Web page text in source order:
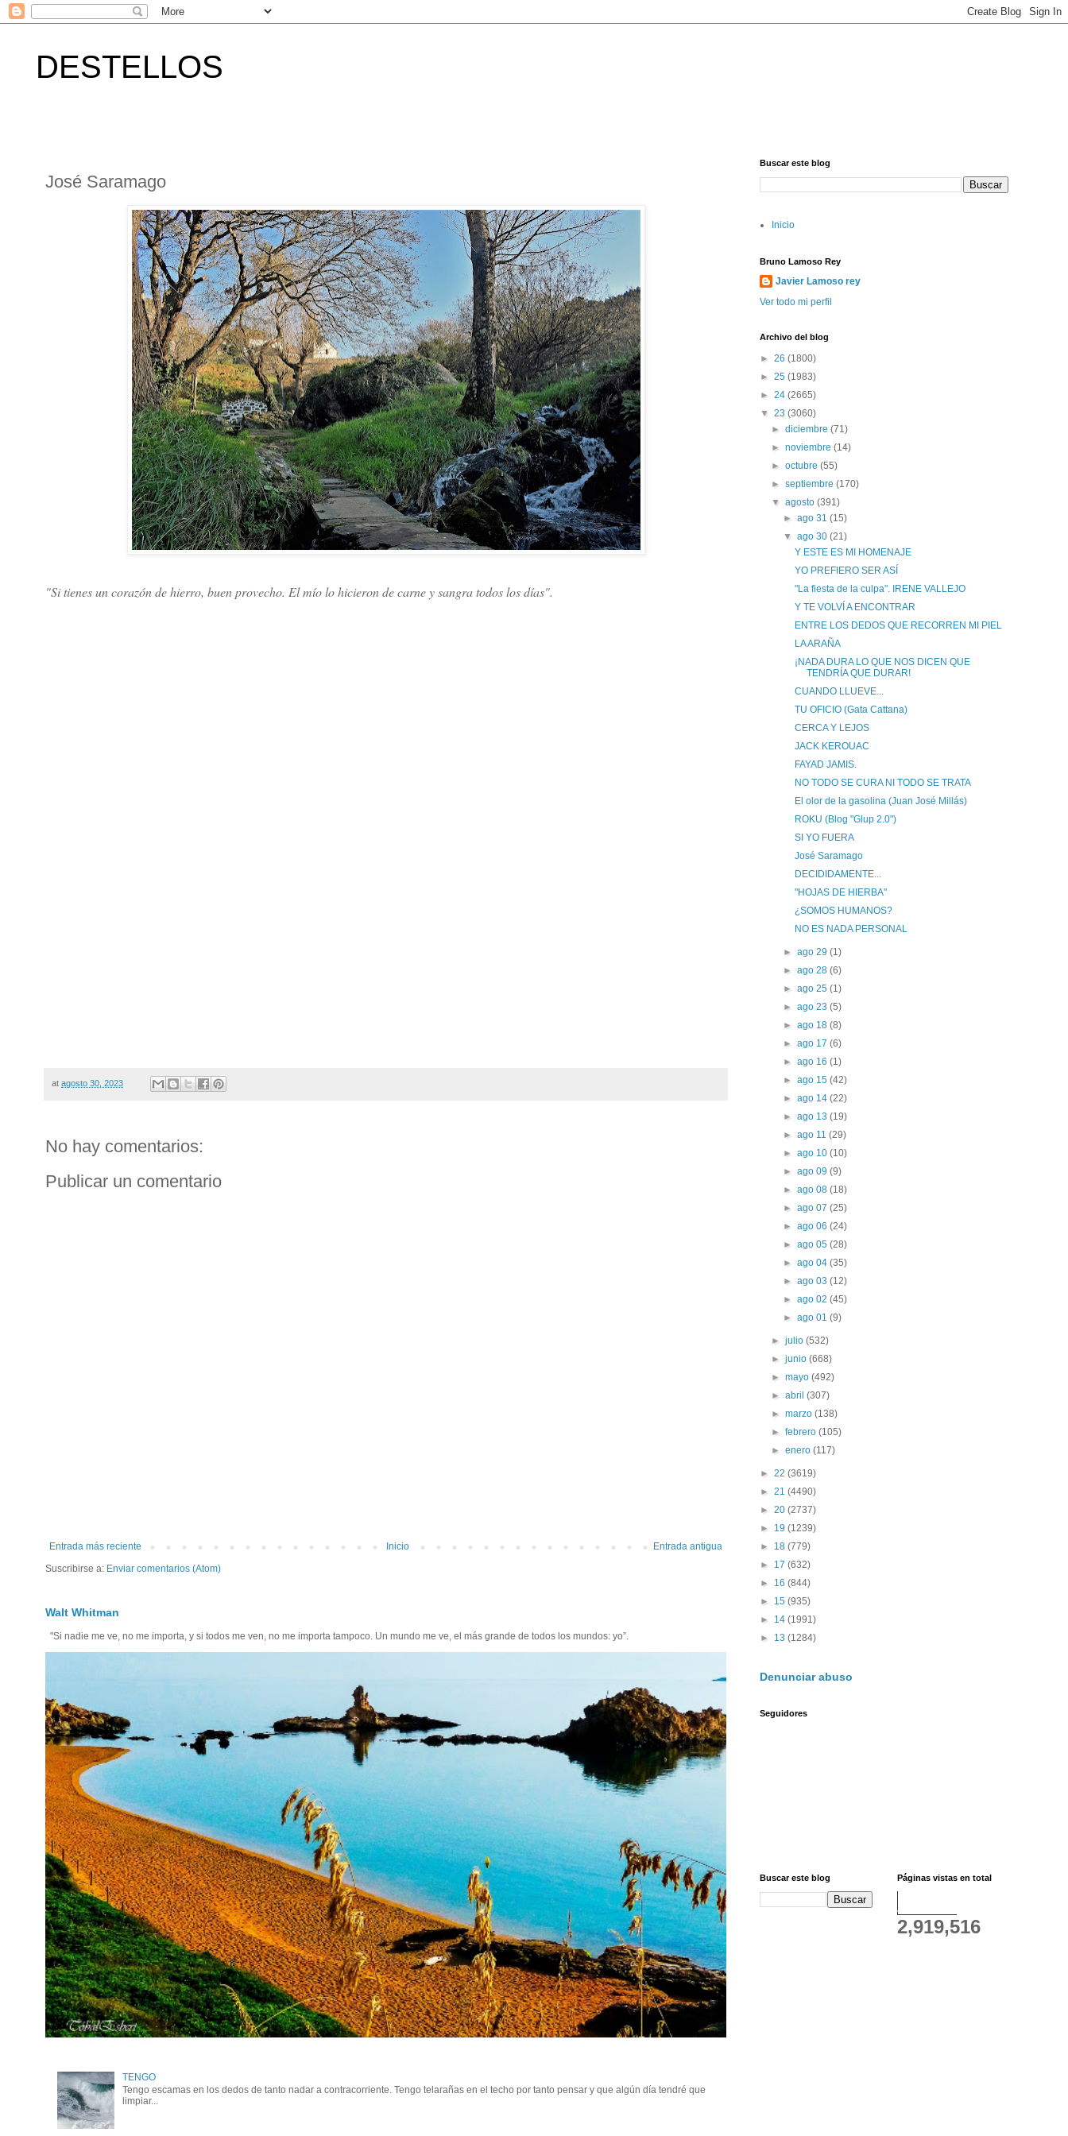
DESTELLOS
José Saramago
"Si tienes un corazón de hierro, buen provecho. El mío lo hicieron de carne y sangra todos los días".
at agosto 30, 2023
No hay comentarios:
Publicar un comentario
Entrada más reciente Entrada antigua
Inicio
Suscribirse a: Enviar comentarios (Atom)
Walt Whitman
"Si nadie me ve, no me importa, y si todos me ven, no me importa tampoco. Un mundo me ve, el más grande de todos los mundos: yo”.
TENGO
Tengo escamas en los dedos de tanto nadar a contracorriente. Tengo telarañas en el techo por tanto pensar y que algún día tendré que
limpiar...
Buscar este blog
Inicio
Bruno Lamoso Rey
Javier Lamoso rey
Ver todo mi perfil
Archivo del blog
► 26 (1800)
► 25 (1983)
► 24 (2665)
▼ 23 (3060)
►diciembre(71)
►noviembre(14)
►octubre(55)
►septiembre(170)
▼agosto(391)
► ago 31 (15)
▼ ago 30 (21)
Y ESTE ES MI HOMENAJE
YO PREFIERO SER ASÍ
"La fiesta de la culpa". IRENE VALLEJO
Y TE VOLVÍ A ENCONTRAR
ENTRE LOS DEDOS QUE RECORREN MI PIEL
LA ARAÑA
¡NADA DURA LO QUE NOS DICEN QUE
TENDRÍA QUE DURAR!
CUANDO LLUEVE...
TU OFICIO (Gata Cattana)
CERCA Y LEJOS
JACK KEROUAC
FAYAD JAMIS.
NO TODO SE CURA NI TODO SE TRATA
El olor de la gasolina (Juan José Millás)
ROKU (Blog "Glup 2.0")
SI YO FUERA
José Saramago
DECIDIDAMENTE...
"HOJAS DE HIERBA"
¿SOMOS HUMANOS?
NO ES NADA PERSONAL
► ago 29 (1)
► ago 28 (6)
► ago 25 (1)
► ago 23 (5)
► ago 18 (8)
► ago 17 (6)
► ago 16 (1)
► ago 15 (42)
► ago 14 (22)
► ago 13 (19)
► ago 11 (29)
► ago 10 (10)
► ago 09 (9)
► ago 08 (18)
► ago 07 (25)
► ago 06 (24)
► ago 05 (28)
► ago 04 (35)
► ago 03 (12)
► ago 02 (45)
► ago 01 (9)
►julio(532)
►junio(668)
►mayo(492)
►abril(307)
►marzo(138)
►febrero(105)
►enero(117)
► 22 (3619)
► 21 (4490)
► 20 (2737)
► 19 (1239)
► 18 (779)
► 17 (632)
► 16 (844)
► 15 (935)
► 14 (1991)
► 13 (1284)
Denunciar abuso
Seguidores
Buscar este blog Páginas vistas en total
2,919,516